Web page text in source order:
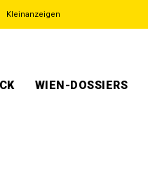
Kleinanzeigen
WIEN-DOSSIERS